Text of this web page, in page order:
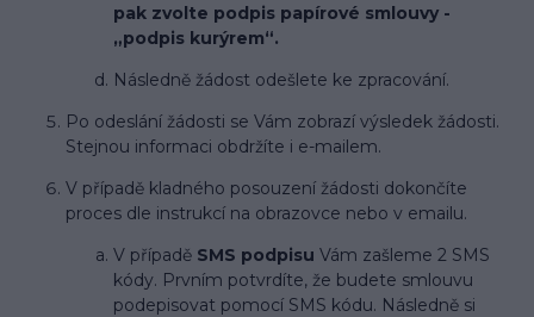
pak zvolte podpis papírové smlouvy -
„podpis kurýrem“.
Následně žádost odešlete ke zpracování.
Po odeslání žádosti se Vám zobrazí výsledek žádosti.
Stejnou informaci obdržíte i e-mailem.
V případě kladného posouzení žádosti dokončíte
proces dle instrukcí na obrazovce nebo v emailu.
V případě SMS podpisu Vám zašleme 2 SMS
kódy. Prvním potvrdíte, že budete smlouvu
podepisovat pomocí SMS kódu. Následně si